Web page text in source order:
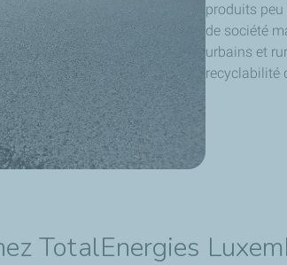
produits
de société
urbains et
recyclabilité
TotalEnergies